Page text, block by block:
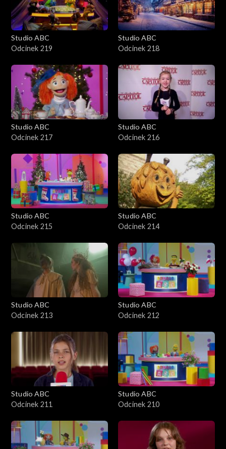
Studio ABC
Odcinek 219
Studio ABC
Odcinek 218
Studio ABC
Odcinek 217
Studio ABC
Odcinek 216
Studio ABC
Odcinek 215
Studio ABC
Odcinek 214
Studio ABC
Odcinek 213
Studio ABC
Odcinek 212
Studio ABC
Odcinek 211
Studio ABC
Odcinek 210